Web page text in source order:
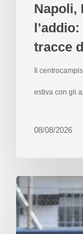
Napoli,
tracce
Il
estiva con gli
08/08/2026